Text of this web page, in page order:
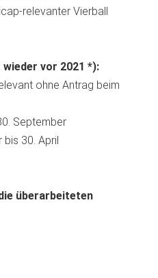
relevanter Vierball
vor 2021 *):
ohne Antrag beim
September
bis 30. April
überarbeiteten